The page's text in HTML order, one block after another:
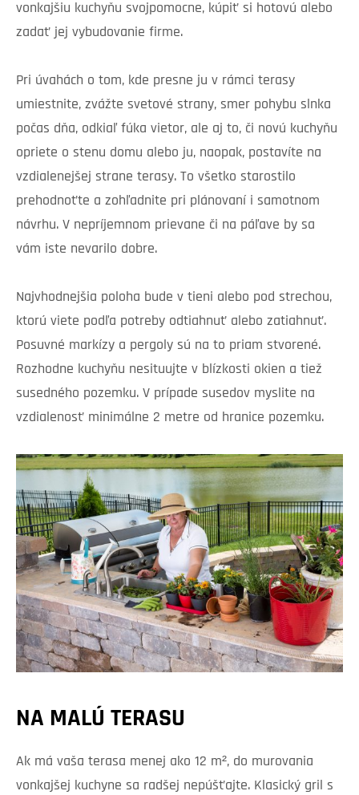
vonkajšiu kuchyňu svojpomocne, kúpiť si hotovú alebo
zadať jej vybudovanie firme.
Pri úvahách o tom, kde presne ju v rámci terasy
umiestnite, zvážte svetové strany, smer pohybu slnka
počas dňa, odkiaľ fúka vietor, ale aj to, či novú kuchyňu
opriete o stenu domu alebo ju, naopak, postavíte na
vzdialenejšej strane terasy. To všetko starostilo
prehodnoťte a zohľadnite pri plánovaní i samotnom
návrhu. V nepríjemnom prievane či na páľave by sa
vám iste nevarilo dobre.
Najvhodnejšia poloha bude v tieni alebo pod strechou,
ktorú viete podľa potreby odtiahnuť alebo zatiahnuť.
Posuvné markízy a pergoly sú na to priam stvorené.
Rozhodne kuchyňu nesituujte v blízkosti okien a tiež
susedného pozemku. V prípade susedov myslite na
vzdialenosť minimálne 2 metre od hranice pozemku.
NA MALÚ TERASU
Ak má vaša terasa menej ako 12 m², do murovania
vonkajšej kuchyne sa radšej nepúšťajte. Klasický gril s